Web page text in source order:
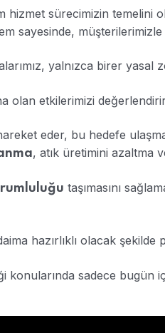
hizmet sürecimizin temelini
sayesinde,
yalnızca birer yasal
olan etkilerimizi
hareket eder, bu hedefe
, atık üretimini azaltma
taşımasını
hazırlıklı olacak şekilde
sadece bugün